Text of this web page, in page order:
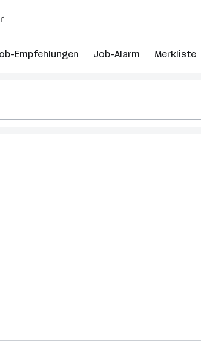
Empfehlungen Job-Alarm Merkliste